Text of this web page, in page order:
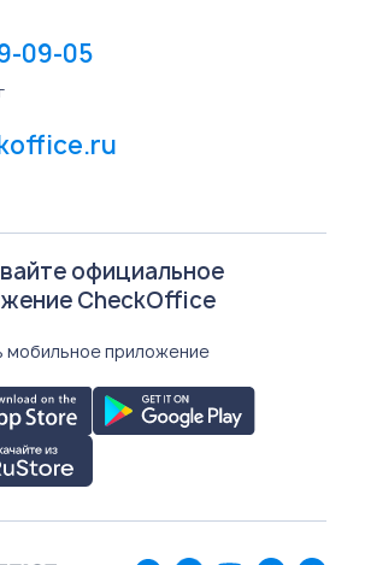
09-05
официальное
CheckOffice
мобильное приложение